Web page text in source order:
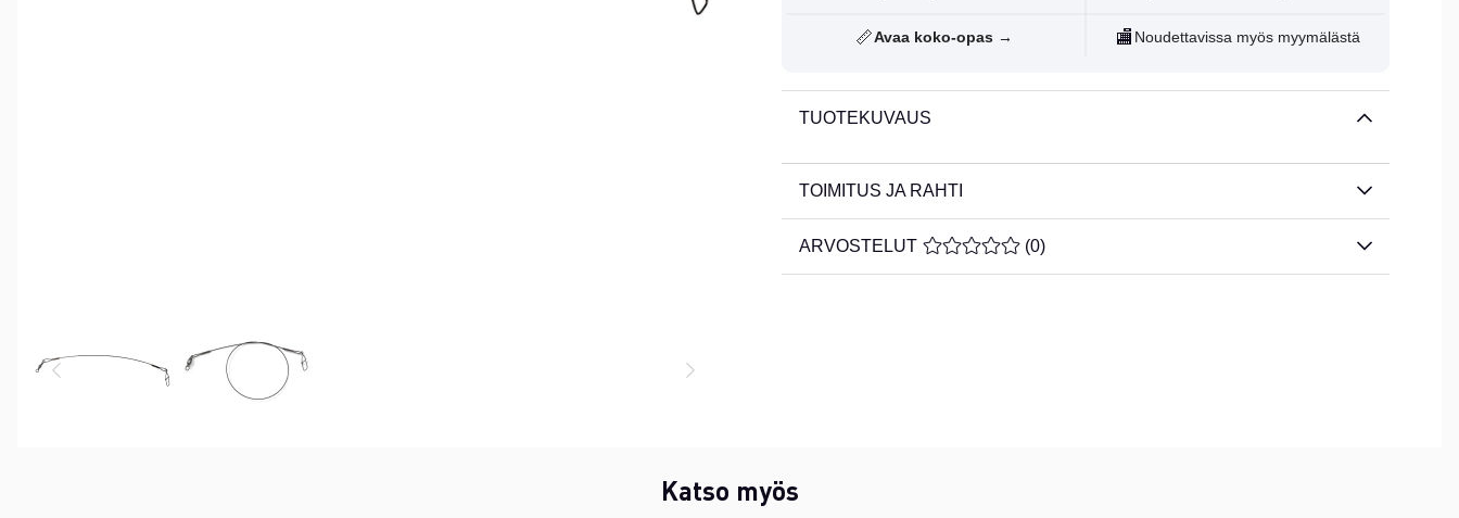
📏Avaa koko-opas → 🏬 Noudettavissa myös myymälästä
TUOTEKUVAUS
TOIMITUS JA RAHTI
ARVOSTELUT KESKIARVOLUOKITUS 0 / 5 ARVIOIDEN MÄÄRÄ 0
(0)
Katso myös